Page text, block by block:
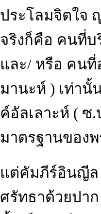
ประโลมจิตใจ
จริงก็คือ คนที่
และ/ หรือ คนที่
มานะห์ ) เท่านั้
ค์อัลเลาะห์ ( ซ
มาตรฐานของ
แต่คัมภีร์อินญีล
ศรัทธาด้วยปา